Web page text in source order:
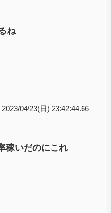
ね
2023/04/23(日) 23:42:44.66
稼いだのにこれ